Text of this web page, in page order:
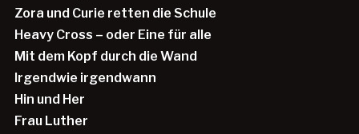
Zora und Curie retten die Schule
Heavy Cross – oder Eine für alle
Mit dem Kopf durch die Wand
Irgendwie irgendwann
Hin und Her
Frau Luther